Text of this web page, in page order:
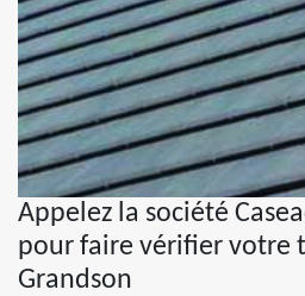
Appelez la société
pour faire vérifier votre
Grandson